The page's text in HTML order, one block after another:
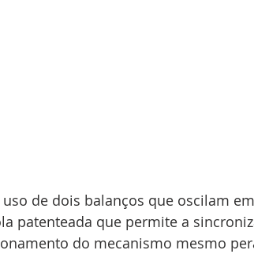
de dois balanços que oscilam
patenteada que permite a
do mecanismo mesmo